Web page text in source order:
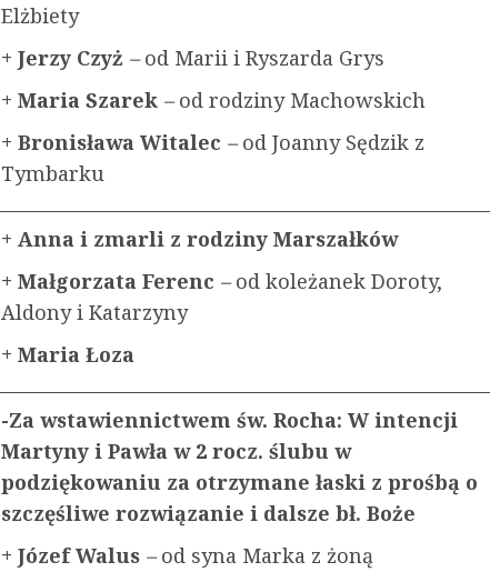
Elżbiety
+ Jerzy Czyż –od Marii i Ryszarda Grys
+ Maria Szarek –od rodziny Machowskich
+ Bronisława Witalec –od Joanny Sędzik z
Tymbarku
+ Anna i zmarli z rodziny Marszałków
+ Małgorzata Ferenc –od koleżanek Doroty,
Aldony i Katarzyny
+ Maria Łoza
-Za wstawiennictwem św. Rocha: W intencji
Martyny i Pawła w 2 rocz. ślubu w
podziękowaniu za otrzymane łaski z prośbą o
szczęśliwe rozwiązanie i dalsze bł. Boże
+ Józef Walus –od syna Marka z żoną